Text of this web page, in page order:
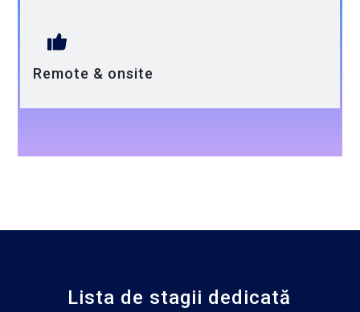
Remote & onsite
Lista de stagii dedicată